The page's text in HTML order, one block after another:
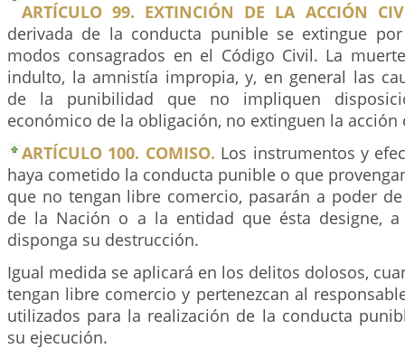
ARTÍCULO 99. EXTINCIÓN DE LA ACCIÓN
derivada de la conducta punible se extingue
modos consagrados en el Código Civil. La
indulto, la amnistía impropia, y, en general las
de la punibilidad que no impliquen
económico de la obligación, no extinguen la acción
ARTÍCULO 100. COMISO. Los instrumentos y
haya cometido la conducta punible o que
que no tengan libre comercio, pasarán a poder
de la Nación o a la entidad que ésta designe,
disponga su destrucción.
Igual medida se aplicará en los delitos dolosos,
tengan libre comercio y pertenezcan al
utilizados para la realización de la conducta
su ejecución.